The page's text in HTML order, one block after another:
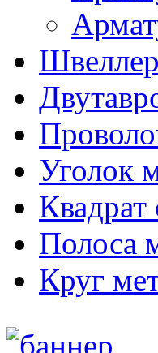
Швеллер
Уголок
Квадрат
Полоса
Круг